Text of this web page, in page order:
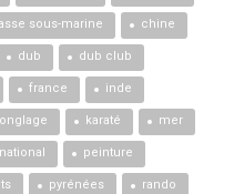
sous-marine chine
dub dub club
france inde
karaté mer
peinture
pyrénées rando